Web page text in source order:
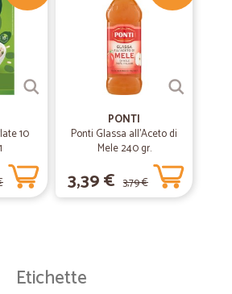
10
PONTI
Ponti Glassa all'Aceto di
Mele 240 gr.
3,39 € 3,79 €
Etichette